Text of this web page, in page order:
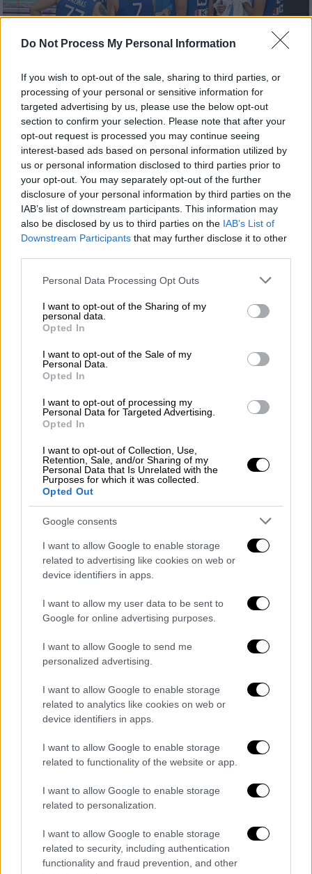
Do Not Process My Personal Information
If you wish to opt-out of the sale, sharing to third parties, or
processing of your personal or sensitive information for
targeted advertising by us, please use the below opt-out
section to confirm your selection. Please note that after your
opt-out request is processed you may continue seeing
interest-based ads based on personal information utilized by
us or personal information disclosed to third parties prior to
your opt-out. You may separately opt-out of the further
disclosure of your personal information by third parties on the
IAB’s list of downstream participants. This information may
also be disclosed by us to third parties on the IAB’s List of
Downstream Participants that may further disclose it to other
Please note that this website/app uses one or more Google
not limited to your visit or usage behaviour. You may click to
grant or deny consent to Google and its third-party tags to
use your data for below specified purposes in below Google
consent section.
Personal Data Processing Opt Outs
I want to opt-out of the Sharing of my
personal data.
Opted In
I want to opt-out of the Sale of my
Personal Data.
Opted In
I want to opt-out of processing my
Personal Data for Targeted Advertising.
Opted In
I want to opt-out of Collection, Use,
Retention, Sale, and/or Sharing of my
Personal Data that Is Unrelated with the
Purposes for which it was collected.
Opted Out
Google consents
I want to allow Google to enable storage
related to advertising like cookies on web or
device identifiers in apps.
I want to allow my user data to be sent to
Google for online advertising purposes.
I want to allow Google to send me
personalized advertising.
I want to allow Google to enable storage
related to analytics like cookies on web or
device identifiers in apps.
I want to allow Google to enable storage
related to functionality of the website or app.
I want to allow Google to enable storage
related to personalization.
I want to allow Google to enable storage
related to security, including authentication
functionality and fraud prevention, and other
Αθλητισμός 20.06.2026 17:26
Με παίκτες του Ολυμπιακού και του
Παναθηναϊκού και ένα νέο πρόσωπο οι
κλήσεις Σπανούλη στην Εθνική μπάσκετ
15 παίκτες κάλεσε ο ομοσπονδιακός
τεχνικός
Αθλητισμός|08.06.2026 00:00
Φιλική ήττα της Ελλάδας από τα...
δεύτερα της Ιταλίας
Η Εθνική ηττήθηκε στο Παγκρήτιο από την
Ιταλία με 1-0
Αθλητισμός|04.06.2026 22:20
Ισόπαλη η Εθνική Ελλάδας με γκολ στο
95' απέναντι στη «μουντιαλική» Σουηδία
Θετική ήταν η εικόνα της Γαλανόλευκης στο